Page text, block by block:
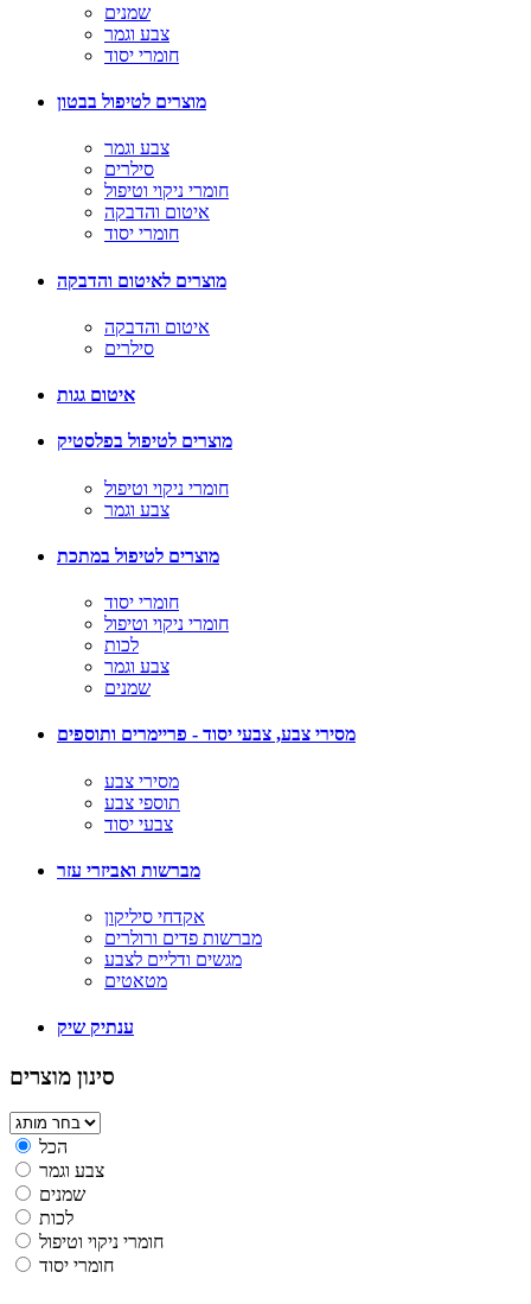
שמנים
צבע וגמר
חומרי יסוד
מוצרים לטיפול בבטון
צבע וגמר
סילרים
חומרי ניקוי וטיפול
איטום והדבקה
חומרי יסוד
מוצרים לאיטום והדבקה
איטום והדבקה
סילרים
איטום גגות
מוצרים לטיפול בפלסטיק
חומרי ניקוי וטיפול
צבע וגמר
מוצרים לטיפול במתכת
חומרי יסוד
חומרי ניקוי וטיפול
לכות
צבע וגמר
שמנים
מסירי צבע, צבעי יסוד - פריימרים ותוספים
מסירי צבע
תוספי צבע
צבעי יסוד
מברשות ואביזרי עזר
אקדחי סיליקון
מברשות פדים ורולרים
מגשים ודליים לצבע
מטאטים
ענתיק שיק
סינון מוצרים
הכל
צבע וגמר
שמנים
לכות
חומרי ניקוי וטיפול
חומרי יסוד